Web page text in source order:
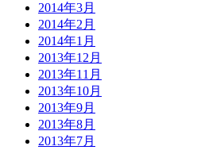
2014年3月
2014年2月
2014年1月
2013年12月
2013年11月
2013年10月
2013年9月
2013年8月
2013年7月